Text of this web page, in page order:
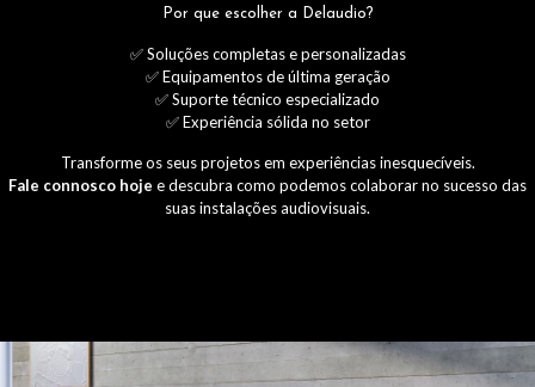
Por que escolher a Delaudio?
✅ Soluções completas e personalizadas
✅ Equipamentos de última geração
✅ Suporte técnico especializado
✅ Experiência sólida no setor
Transforme os seus projetos em experiências inesquecíveis.
Fale connosco hoje e descubra como podemos colaborar no sucesso das
suas instalações audiovisuais.